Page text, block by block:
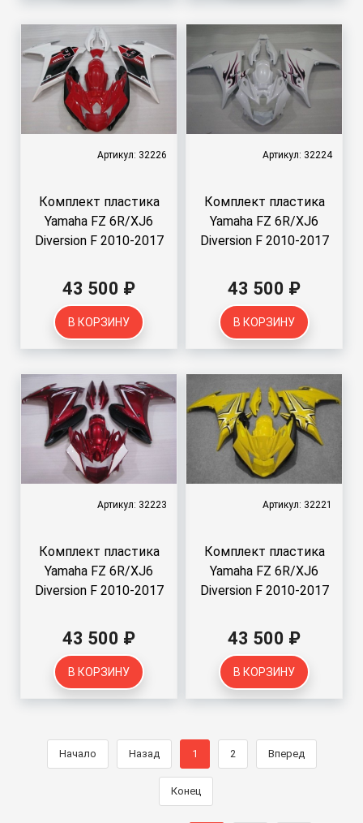
Артикул: 32226
Комплект пластика
Yamaha FZ 6R/XJ6
Diversion F 2010-2017
43 500 ₽
В КОРЗИНУ
Артикул: 32224
Комплект пластика
Yamaha FZ 6R/XJ6
Diversion F 2010-2017
43 500 ₽
В КОРЗИНУ
Артикул: 32223
Комплект пластика
Yamaha FZ 6R/XJ6
Diversion F 2010-2017
43 500 ₽
В КОРЗИНУ
Артикул: 32221
Комплект пластика
Yamaha FZ 6R/XJ6
Diversion F 2010-2017
43 500 ₽
В КОРЗИНУ
Начало Назад 1 2 Вперед
Конец